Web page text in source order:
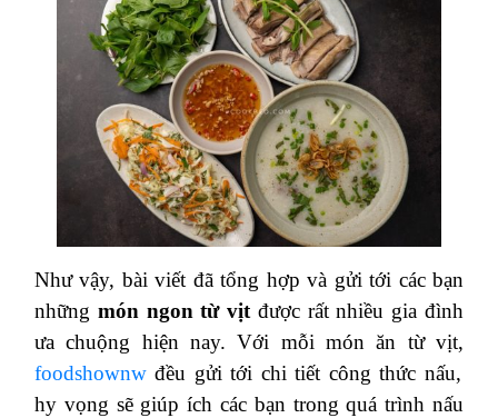
Như vậy, bài viết đã tổng hợp và gửi tới các bạn
những món ngon từ vịtđược rất nhiều gia đình
ưa chuộng hiện nay. Với mỗi món ăn từ vịt,
foodshownw đều gửi tới chi tiết công thức nấu,
hy vọng sẽ giúp ích các bạn trong quá trình nấu